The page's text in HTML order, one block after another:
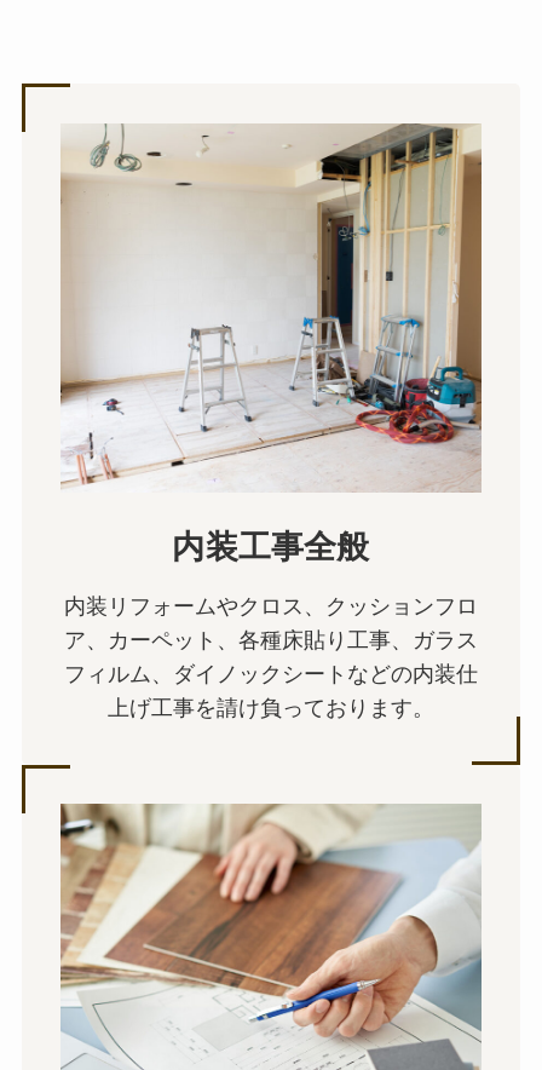
内装工事全般
内装リフォームやクロス、クッションフロ
ア、カーペット、各種床貼り工事、ガラス
フィルム、ダイノックシートなどの内装仕
上げ工事を請け負っております。